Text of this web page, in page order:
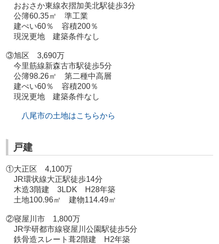
おおさか東線衣摺加美北駅徒歩3分
公簿60.35㎡ 準工業
建ぺい60％ 容積200％
現況更地 建築条件なし
③旭区 3,690万
今里筋線新森古市駅徒歩5分
公簿98.26㎡ 第二種中高層
建ぺい60％ 容積200％
現況更地 建築条件なし
八尾市の土地はこちらから
戸建
①大正区 4,100万
JR環状線大正駅徒歩14分
木造3階建 3LDK H28年築
土地100.96㎡ 建物114.49㎡
②寝屋川市 1,800万
JR学研都市線寝屋川公園駅徒歩5分
鉄骨造スレート葺2階建 H2年築